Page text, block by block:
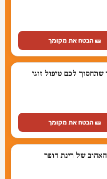
🎫 הבטח את מקומך
שתחסוך לכם טיפול זוגי
🎫 הבטח את מקומך
של רינת הופר